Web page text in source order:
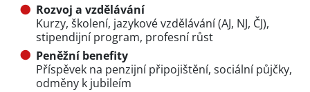
Rozvoj a vzdělávání
Kurzy, školení, jazykové vzdělávání (AJ, NJ, ČJ),
stipendijní program, profesní růst
Peněžní benefity
Příspěvek na penzijní připojištění, sociální půjčky,
odměny k jubileím